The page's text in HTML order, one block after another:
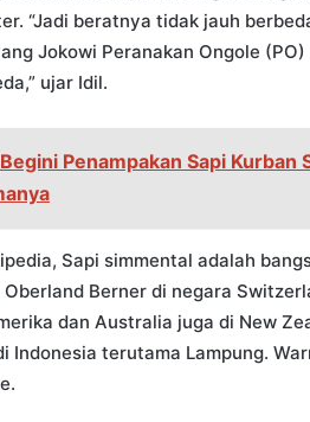
“Jadi beratnya tidak jauh
Jokowi Peranakan Ongole
ujar Idil.
Begini Penampakan Sapi Kurban
Sapi simmental adalah
Berner di negara
dan Australia juga di New
Indonesia terutama Lampung.